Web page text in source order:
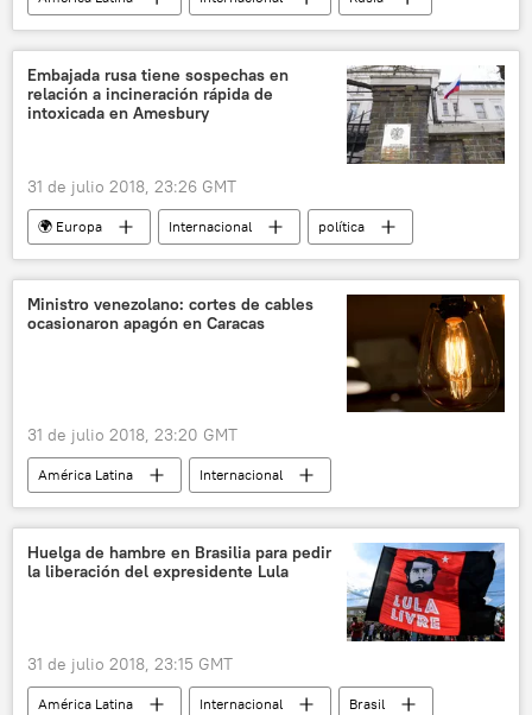
Economía
Perú
World Food Moscow
🥚 Alimentación
noticias
Embajada rusa tiene sospechas en
relación a incineración rápida de
intoxicada en Amesbury
31 de julio 2018, 23:26 GMT
🌍 Europa Internacional
política
Rusia
Amesbury, escenario de un nuevo envenenamiento en el Reino Unido
Reino Unido
Amesbury
noticias
Ministro venezolano: cortes de cables
ocasionaron apagón en Caracas
31 de julio 2018, 23:20 GMT
América Latina
Internacional
Venezuela
Caracas
apagón
electricidad
noticias
Huelga de hambre en Brasilia para pedir
la liberación del expresidente Lula
31 de julio 2018, 23:15 GMT
América Latina Internacional
Brasil